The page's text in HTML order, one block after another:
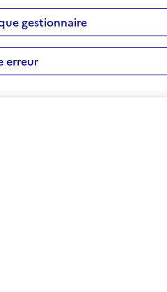
gestionnaire
erreur